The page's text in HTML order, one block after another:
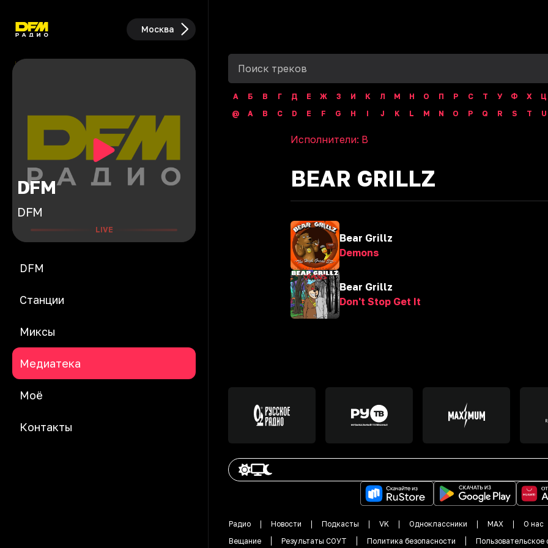
Москва
DFM
DFM
LIVE
DFM
Станции
Миксы
Медиатека
Моё
Контакты
А Б В Г Д Е Ж З И К Л М Н О П Р С Т У Ф Х Ц
@
A B C D E F G H I J K L M N O P Q R S T U
Исполнители: B
BEAR GRILLZ
Bear Grillz
Demons
Bear Grillz
Don't Stop Get It
Радио Новости Подкасты VK Одноклассники MAX О нас
Вещание
Результаты СОУТ Политика безопасности Пользовательское